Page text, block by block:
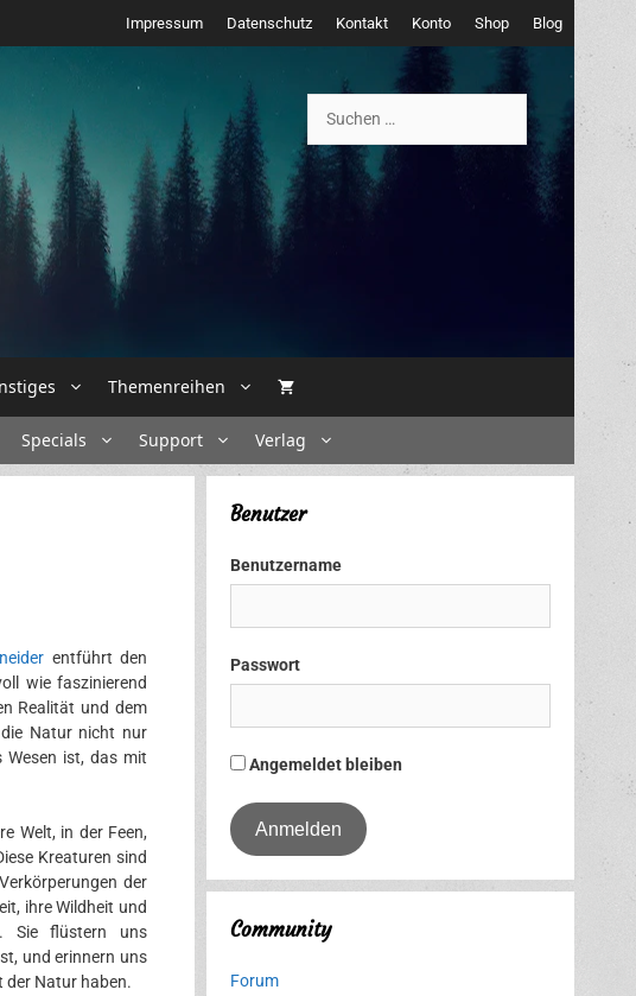
Impressum Datenschutz Kontakt Konto Shop Blog
nach:
Themenreihen
Specials Support Verlag
entführt den
wie faszinierend
Realität und dem
Natur nicht nur
Wesen ist, das mit
Welt, in der Feen,
Kreaturen sind
der
ihre Wildheit und
Sie flüstern uns
und erinnern uns
der Natur haben.
Benutzer
Benutzername
Passwort
Angemeldet bleiben
Community
Forum